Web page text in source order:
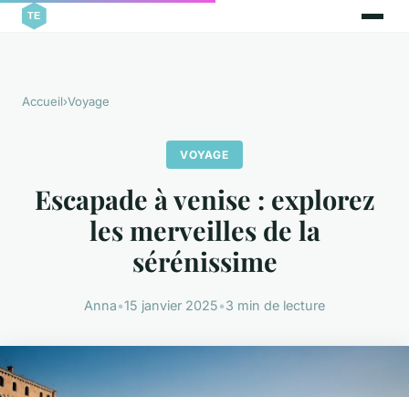
Accueil›Voyage
VOYAGE
Escapade à venise : explorez
les merveilles de la
sérénissime
Anna•15 janvier 2025•3 min de lecture